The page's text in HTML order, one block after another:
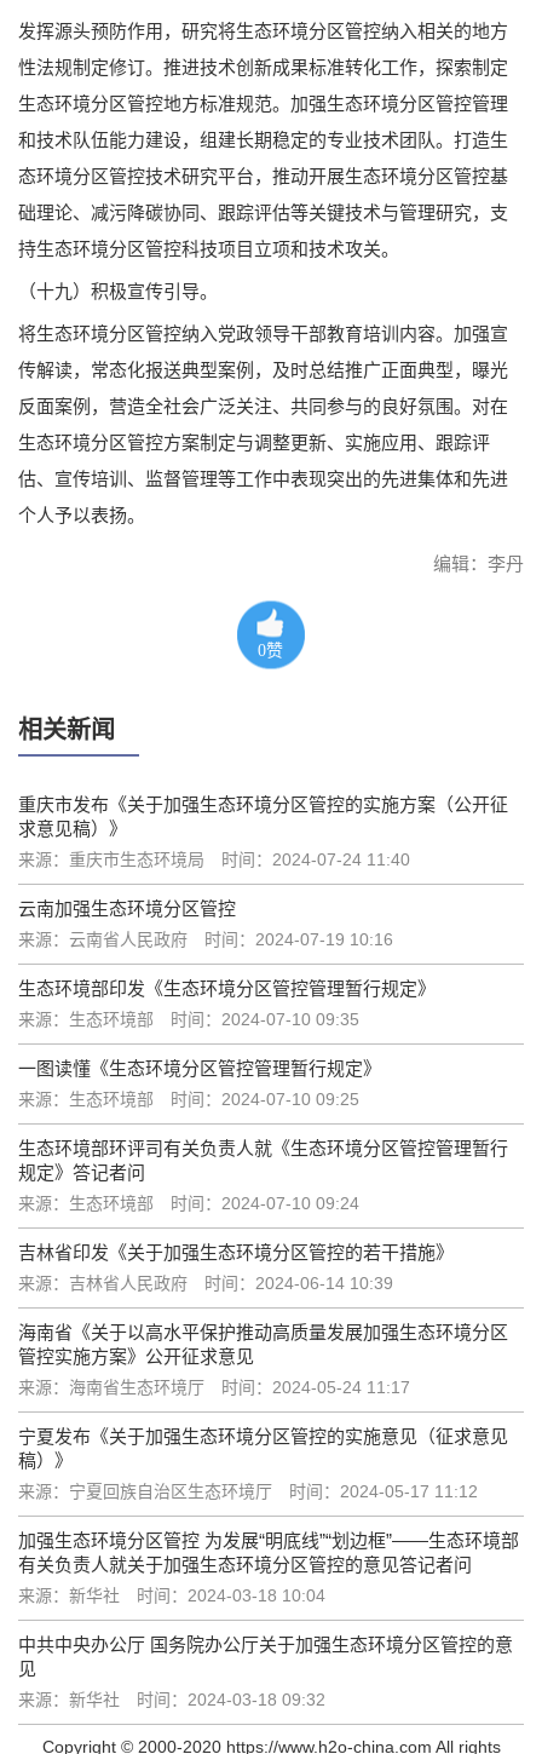
发挥源头预防作用，研究将生态环境分区管控纳入相关的地方
性法规制定修订。推进技术创新成果标准转化工作，探索制定
生态环境分区管控地方标准规范。加强生态环境分区管控管理
和技术队伍能力建设，组建长期稳定的专业技术团队。打造生
态环境分区管控技术研究平台，推动开展生态环境分区管控基
础理论、减污降碳协同、跟踪评估等关键技术与管理研究，支
持生态环境分区管控科技项目立项和技术攻关。
（十九）积极宣传引导。
将生态环境分区管控纳入党政领导干部教育培训内容。加强宣
传解读，常态化报送典型案例，及时总结推广正面典型，曝光
反面案例，营造全社会广泛关注、共同参与的良好氛围。对在
生态环境分区管控方案制定与调整更新、实施应用、跟踪评
估、宣传培训、监督管理等工作中表现突出的先进集体和先进
个人予以表扬。
编辑：李丹
0赞
相关新闻
重庆市发布《关于加强生态环境分区管控的实施方案（公开征
求意见稿）》
来源：重庆市生态环境局 时间：2024-07-24 11:40
云南加强生态环境分区管控
来源：云南省人民政府 时间：2024-07-19 10:16
生态环境部印发《生态环境分区管控管理暂行规定》
来源：生态环境部 时间：2024-07-10 09:35
一图读懂《生态环境分区管控管理暂行规定》
来源：生态环境部 时间：2024-07-10 09:25
生态环境部环评司有关负责人就《生态环境分区管控管理暂行
规定》答记者问
来源：生态环境部 时间：2024-07-10 09:24
吉林省印发《关于加强生态环境分区管控的若干措施》
来源：吉林省人民政府 时间：2024-06-14 10:39
海南省《关于以高水平保护推动高质量发展加强生态环境分区
管控实施方案》公开征求意见
来源：海南省生态环境厅 时间：2024-05-24 11:17
宁夏发布《关于加强生态环境分区管控的实施意见（征求意见
稿）》
来源：宁夏回族自治区生态环境厅 时间：2024-05-17 11:12
加强生态环境分区管控 为发展“明底线”“划边框”——生态环境部
有关负责人就关于加强生态环境分区管控的意见答记者问
来源：新华社 时间：2024-03-18 10:04
中共中央办公厅 国务院办公厅关于加强生态环境分区管控的意
见
来源：新华社 时间：2024-03-18 09:32
Copyright © 2000-2020 https://www.h2o-china.com All rights